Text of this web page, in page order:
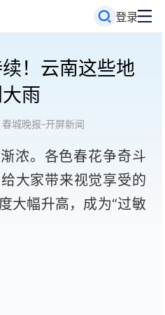
登录
！云南这些地
雨
春城晚报-开屏新闻
浓。各色春花争奇斗
大家带来视觉享受的
大幅升高，成为“过敏